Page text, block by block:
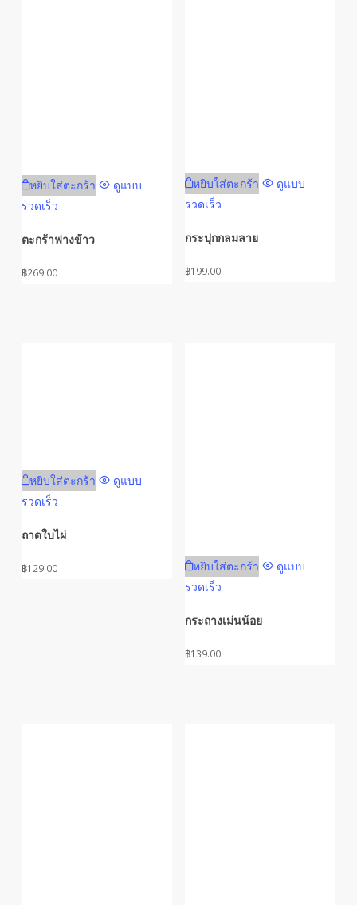
หยิบใส่ตะกร้า
ดูแบบ
รวดเร็ว
ตะกร้าฟางข้าว
฿269.00
หยิบใส่ตะกร้า
ดูแบบ
รวดเร็ว
กระปุกกลมลาย
฿199.00
หยิบใส่ตะกร้า
ดูแบบ
รวดเร็ว
ถาดใบไผ่
฿129.00 หยิบใส่ตะกร้า
ดูแบบ
รวดเร็ว
กระถางเม่นน้อย
฿139.00